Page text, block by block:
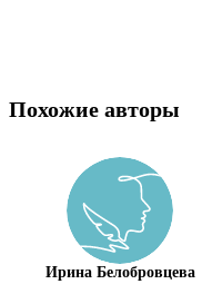
Похожие авторы
Ирина Белобровцева